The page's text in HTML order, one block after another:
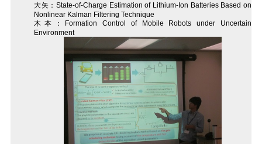
大矢：State-of-Charge Estimation of Lithium-Ion Batteries Based on
Nonlinear Kalman Filtering Technique
木本：Formation Control of Mobile Robots under Uncertain
Environment